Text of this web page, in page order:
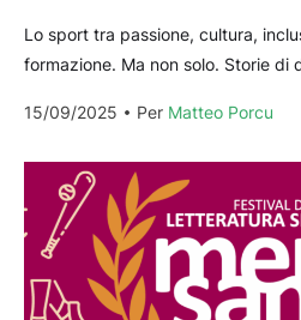
Lo sport tra passione, cultura,
formazione. Ma non solo. Storie di
15/09/2025
Per Matteo Porcu